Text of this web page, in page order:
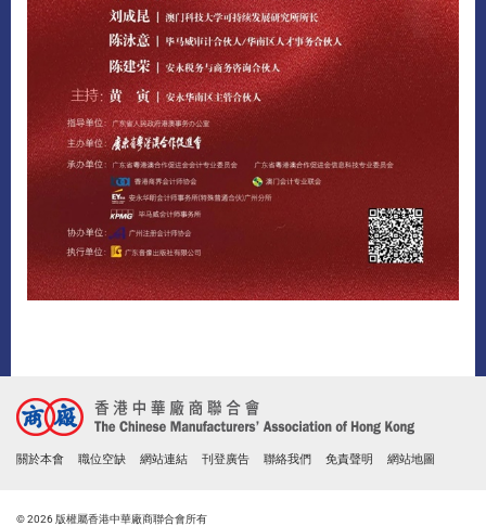
關於本會 職位空缺 網站連結 刊登廣告 聯絡我們 免責聲明 網站地圖
© 2026 版權屬香港中華廠商聯合會所有